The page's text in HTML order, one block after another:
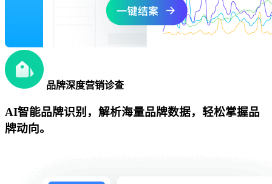
品牌深度营销诊查
AI智能品牌识别，解析海量品牌数据，轻松掌握品
牌动向。